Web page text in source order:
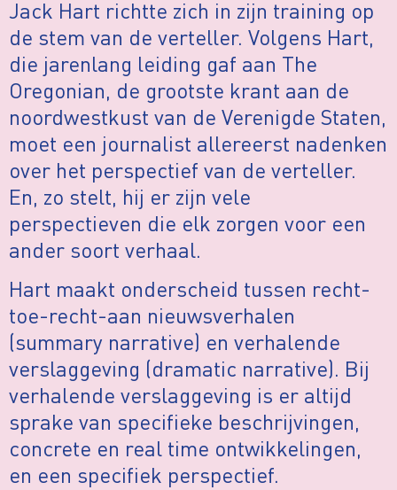
Jack Hart richtte zich in zijn training op
de stem van de verteller. Volgens Hart,
die jarenlang leiding gaf aan The
Oregonian, de grootste krant aan de
noordwestkust van de Verenigde Staten,
moet een journalist allereerst nadenken
over het perspectief van de verteller.
En, zo stelt, hij er zijn vele
perspectieven die elk zorgen voor een
ander soort verhaal.
Hart maakt onderscheid tussen recht-
toe-recht-aan nieuwsverhalen
(summary narrative) en verhalende
verslaggeving (dramatic narrative). Bij
verhalende verslaggeving is er altijd
sprake van specifieke beschrijvingen,
concrete en real time ontwikkelingen,
en een specifiek perspectief.